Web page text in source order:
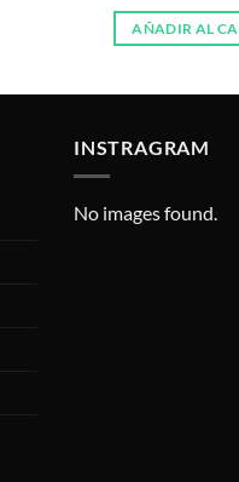
AÑADIR AL
INSTRAGRAM
No images found.